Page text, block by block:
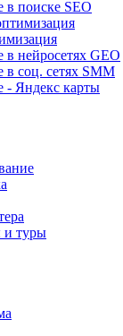
поиске SEO
нейросетях GEO
соц. сетях SMM
- Яндекс карты
и туры